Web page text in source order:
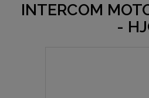
INTERCOM
-